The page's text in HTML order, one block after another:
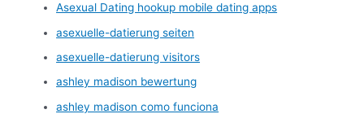
Asexual Dating hookup mobile dating apps
asexuelle-datierung seiten
asexuelle-datierung visitors
ashley madison bewertung
ashley madison como funciona